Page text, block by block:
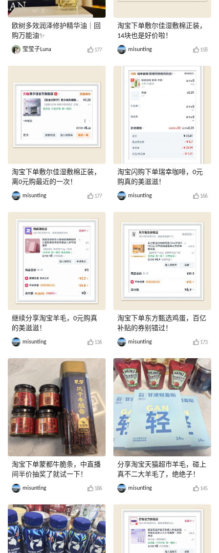
欧树多效润泽修护精华油｜回
购万能油✨
莹莹子Luna 177
淘宝下单敷尔佳湿敷棉正装，
离0元购最近的一次！
misunting 177
继续分享淘宝羊毛，0元购真
的美滋滋！
misunting 136
淘宝下单蒙都牛脆条，中直播
间半价抽奖了就试一下！
misunting 186
淘宝下单敷尔佳湿敷棉正装，
14块也是好价啦！
misunting 158
淘宝闪购下单瑞幸咖啡，0元
购真的美滋滋！
misunting 166
淘宝下单东方甄选鸡蛋，百亿
补贴的券别错过！
misunting 173
分享淘宝天猫超市羊毛，碰上
真不二大羊毛了，绝绝子！
misunting 145